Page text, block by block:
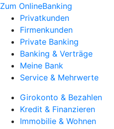
Zum OnlineBanking
Privatkunden
Firmenkunden
Private Banking
Banking & Verträge
Meine Bank
Service & Mehrwerte
Girokonto & Bezahlen
Kredit & Finanzieren
Immobilie & Wohnen